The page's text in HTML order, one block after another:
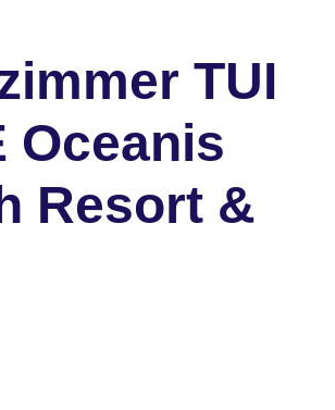
TUI
Oceanis
Resort &